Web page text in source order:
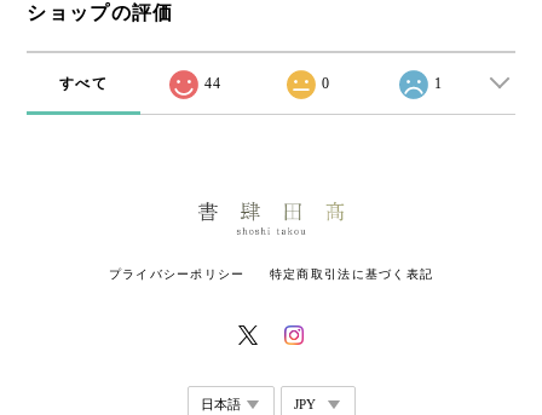
ショップの評価
すべて 44 0 1
プライバシーポリシー 特定商取引法に基づく表記